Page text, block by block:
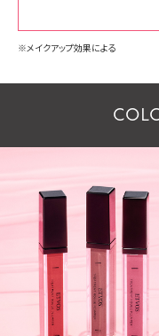
※メイクアップ効果による